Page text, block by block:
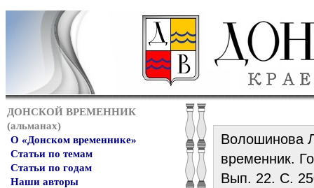
ДОНСКОЙ ВРЕМЕННИК
(альманах)
О «Донском временнике»
Статьи по темам
Статьи по годам
Наши авторы
Волошинова
временник.
Вып. 22. С.